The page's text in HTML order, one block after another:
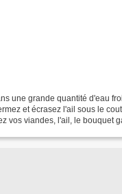
une grande quantité d'eau
et écrasez l'ail sous le
vos viandes, l'ail, le bouquet